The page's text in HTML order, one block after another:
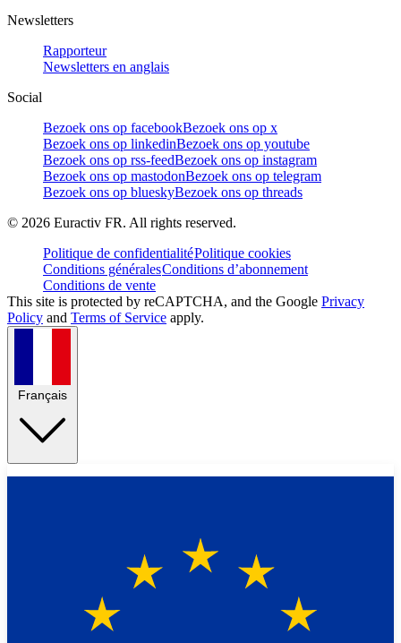
Newsletters
Rapporteur
Newsletters en anglais
Social
Bezoek ons op facebookBezoek ons op x
Bezoek ons op linkedinBezoek ons op youtube
Bezoek ons op rss-feedBezoek ons op instagram
Bezoek ons op mastodonBezoek ons op telegram
Bezoek ons op blueskyBezoek ons op threads
© 2026 Euractiv FR. All rights reserved.
Politique de confidentialitéPolitique cookies
Conditions généralesConditions d’abonnement
Conditions de vente
This site is protected by reCAPTCHA, and the Google Privacy
Policy and Terms of Service apply.
Français